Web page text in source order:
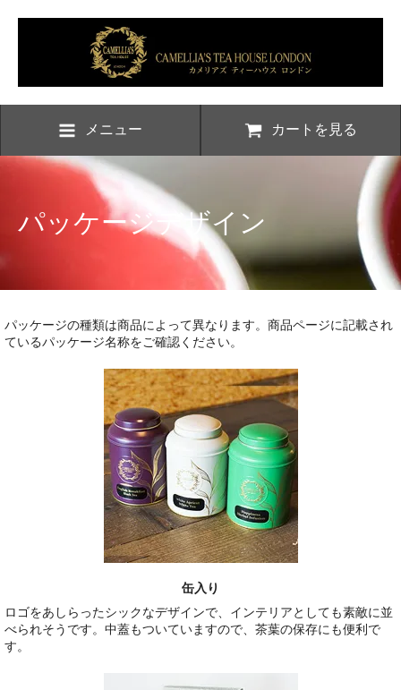
メニュー カートを見る
パッケージデザイン
パッケージの種類は商品によって異なります。商品ページに記載され
ているパッケージ名称をご確認ください。
缶入り
ロゴをあしらったシックなデザインで、インテリアとしても素敵に並
べられそうです。中蓋もついていますので、茶葉の保存にも便利で
す。